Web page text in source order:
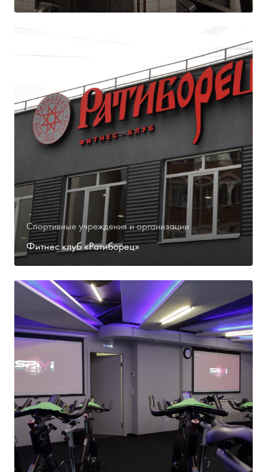
Спортивные учреждения и организации
Фитнес клуб «Ратиборец»